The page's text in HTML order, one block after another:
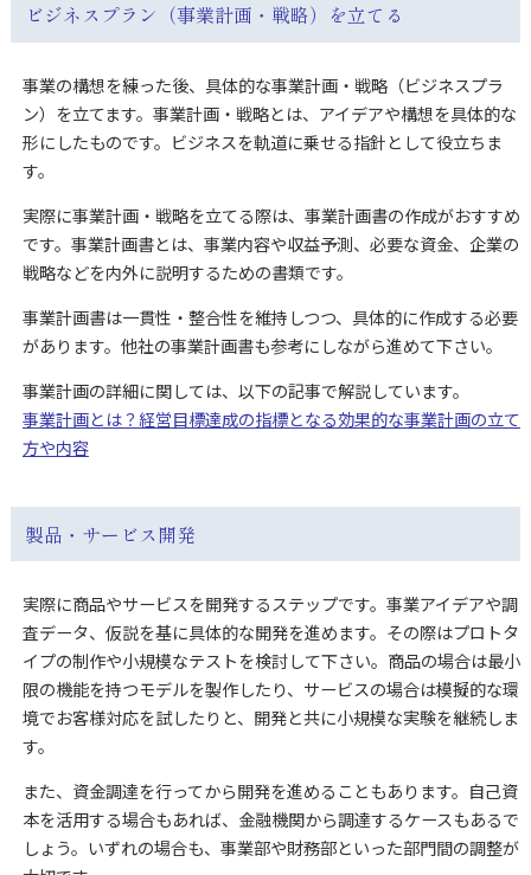
ビジネスプラン（事業計画・戦略）を立てる
事業の構想を練った後、具体的な事業計画・戦略（ビジネスプラ
ン）を立てます。事業計画・戦略とは、アイデアや構想を具体的な
形にしたものです。ビジネスを軌道に乗せる指針として役立ちま
す。
実際に事業計画・戦略を立てる際は、事業計画書の作成がおすすめ
です。事業計画書とは、事業内容や収益予測、必要な資金、企業の
戦略などを内外に説明するための書類です。
事業計画書は一貫性・整合性を維持しつつ、具体的に作成する必要
があります。他社の事業計画書も参考にしながら進めて下さい。
事業計画の詳細に関しては、以下の記事で解説しています。
事業計画とは？経営目標達成の指標となる効果的な事業計画の立て
方や内容
製品・サービス開発
実際に商品やサービスを開発するステップです。事業アイデアや調
査データ、仮説を基に具体的な開発を進めます。その際はプロトタ
イプの制作や小規模なテストを検討して下さい。商品の場合は最小
限の機能を持つモデルを製作したり、サービスの場合は模擬的な環
境でお客様対応を試したりと、開発と共に小規模な実験を継続しま
す。
また、資金調達を行ってから開発を進めることもあります。自己資
本を活用する場合もあれば、金融機関から調達するケースもあるで
しょう。いずれの場合も、事業部や財務部といった部門間の調整が